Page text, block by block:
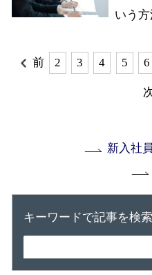
いう
前 2 3 4 5 6
新入社
キーワードで記事を検索